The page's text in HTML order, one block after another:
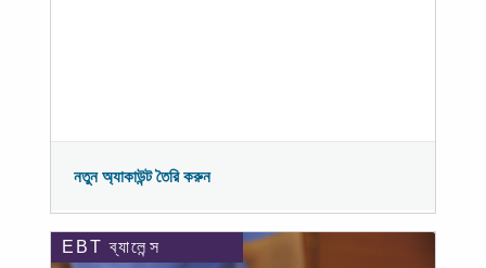
নতুন অ্যাকাউন্ট তৈরি করুন
EBT ব্যালেন্স